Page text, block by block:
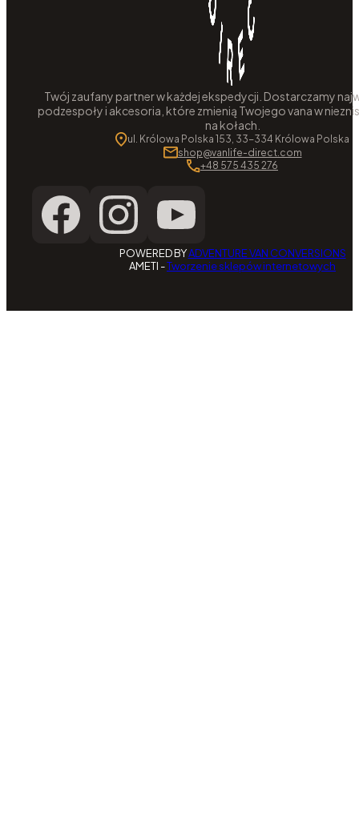
Twój zaufany partner w każdej ekspedycji. Dostarczamy
podzespoły i akcesoria, które zmienią Twojego vana w
na kołach.
ul. Królowa Polska 153, 33-334 Królowa Polska
shop@vanlife-direct.com
+48 575 435 276
POWERED BYADVENTURE VAN CONVERSIONS
AMETI -Tworzenie sklepów internetowych